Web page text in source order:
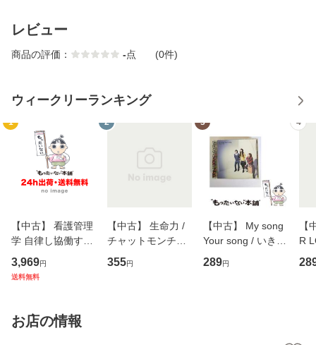
レビュー
商品の評価： -点 (0件)
ウィークリーランキング
1
【中古】 看護管理
学 自律し協働する
専門職の看護マネ
ジメントスキル 改
恵 藤本幸三 / 南江
堂 [単行
3,969円
送料無料
2
【中古】 生命力 /
チャットモンチー /
キューンレコード
[CD]【メール便送
355円
3
【中古】 My song
Your song / いきも
のがかり / [CD]
【メール便送料無
289円
4
【
R
産
お店の情報